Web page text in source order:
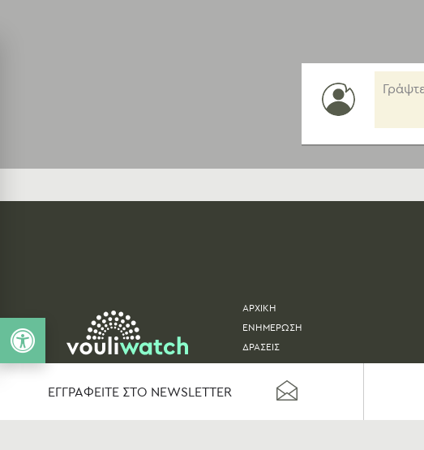
ΕΓΓΡΑΦΕΙΤΕ ΣΤΟ NEWSLETTER
ΑΡΧΙΚΗ
ΕΝΗΜΕΡΩΣΗ
ΔΡΑΣΕΙΣ
ΚΟΙΝΟΒΟΥΛΕΥΤΙΚΑ ΔΕΔΟΜΕΝΑ